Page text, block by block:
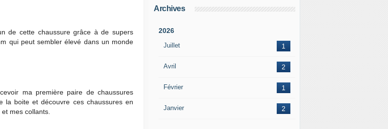
de cette chaussure grâce à de supers
qui peut sembler élevé dans un monde
ma première paire de chaussures
la boite et découvre ces chaussures en
mes collants.
Archives
2026
Juillet 1
Avril 2
Février 1
Janvier 2